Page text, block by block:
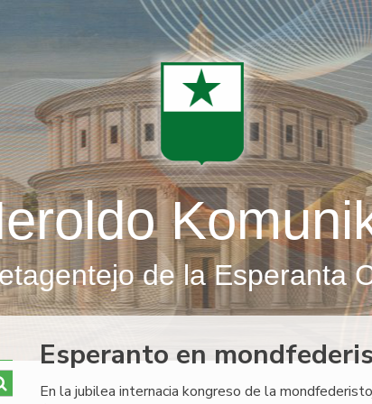
de la Esperanta
Esperanto en
En la jubilea internacia kongreso de la